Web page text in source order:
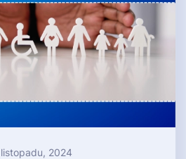
2024